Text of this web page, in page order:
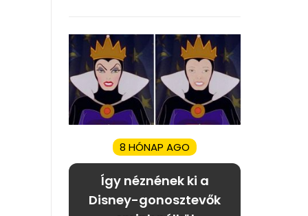
8 HÓNAP AGO
Így néznének ki a
Disney-gonosztevők